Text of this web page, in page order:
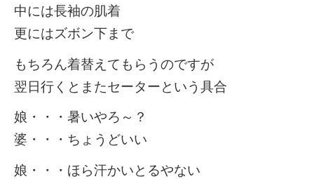
中には長袖の肌着
更にはズボン下まで
もちろん着替えてもらうのですが
翌日行くとまたセーターという具合
娘・・・暑いやろ～？
婆・・・ちょうどいい
娘・・・ほら汗かいとるやない